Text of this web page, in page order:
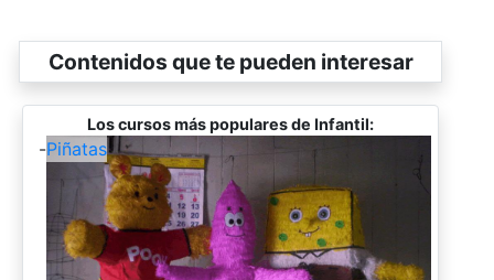
Contenidos que te pueden interesar
Los cursos más populares de Infantil:
-Piñatas